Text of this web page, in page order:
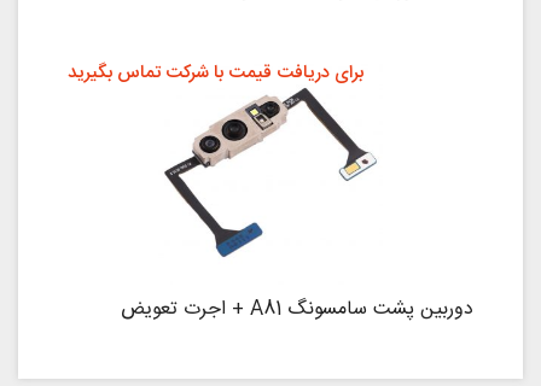
دوربین پشت سامسونگ A81 + اجرت تعویض
برای دریافت قیمت با شرکت تماس بگیرید